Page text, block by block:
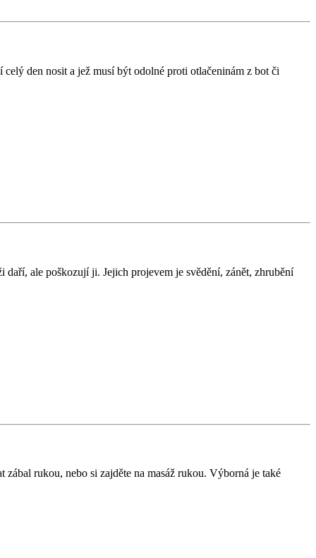
den nosit a jež musí být odolné proti otlačeninám z bot či
ale poškozují ji. Jejich projevem je svědění, zánět, zhrubění
rukou, nebo si zajděte na masáž rukou. Výborná je také